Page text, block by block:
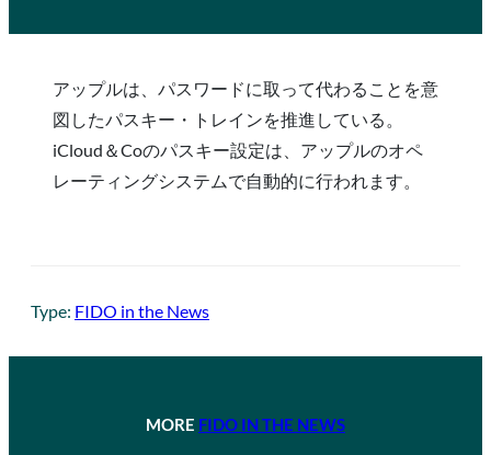
アップルは、パスワードに取って代わることを意
図したパスキー・トレインを推進している。
iCloud＆Coのパスキー設定は、アップルのオペ
レーティングシステムで自動的に行われます。
Type: FIDO in the News
MORE FIDO IN THE NEWS